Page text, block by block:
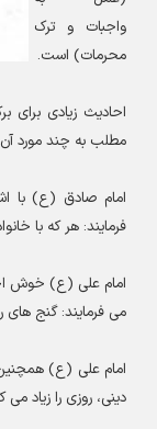
واجبات و ترک
محرمات) است.
احادیث زیادی برای
مطلب به چند مورد آن
امام صادق (ع) با
فرمایند: هر که با
امام علی (ع) خوش
می فرمایند: گنج های
امام علی (ع) همچنین
دینی، روزی را زیاد می